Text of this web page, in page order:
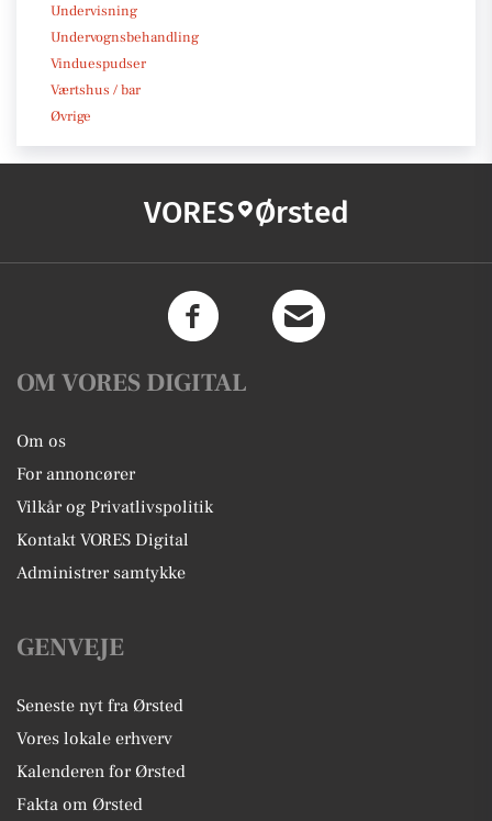
Undervisning
Undervognsbehandling
Vinduespudser
Værtshus / bar
Øvrige
VORES Ørsted
OM VORES DIGITAL
Om os
For annoncører
Vilkår og Privatlivspolitik
Kontakt VORES Digital
Administrer samtykke
GENVEJE
Seneste nyt fra Ørsted
Vores lokale erhverv
Kalenderen for Ørsted
Fakta om Ørsted